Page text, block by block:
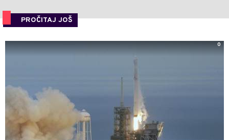
PROČITAJ JOŠ
0